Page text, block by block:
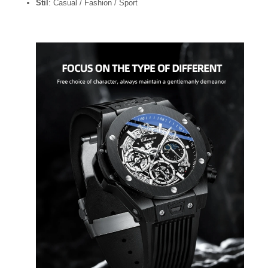
Stil : Casual / Fashion / Sport